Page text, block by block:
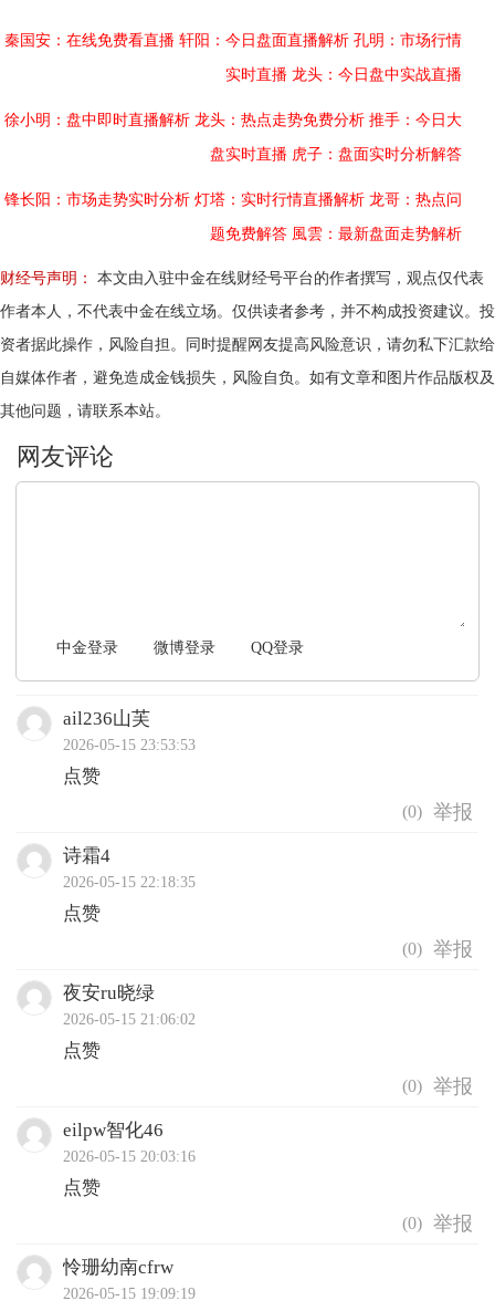
秦国安：在线免费看直播 轩阳：今日盘面直播解析 孔明：市场行情
实时直播 龙头：今日盘中实战直播
徐小明：盘中即时直播解析 龙头：热点走势免费分析 推手：今日大
盘实时直播 虎子：盘面实时分析解答
锋长阳：市场走势实时分析 灯塔：实时行情直播解析 龙哥：热点问
题免费解答 風雲：最新盘面走势解析
财经号声明：
本文由入驻中金在线财经号平台的作者撰写，观点仅代表
作者本人，不代表中金在线立场。仅供读者参考，并不构成投资建议。投
资者据此操作，风险自担。同时提醒网友提高风险意识，请勿私下汇款给
自媒体作者，避免造成金钱损失，风险自负。如有文章和图片作品版权及
其他问题，请联系本站。
中金登录 微博登录 QQ登录
ail236山芙
2026-05-15 23:53:53
点赞
(0)
诗霜4
2026-05-15 22:18:35
点赞
(0)
夜安ru晓绿
2026-05-15 21:06:02
点赞
(0)
eilpw智化46
2026-05-15 20:03:16
点赞
(0)
怜珊幼南cfrw
2026-05-15 19:09:19